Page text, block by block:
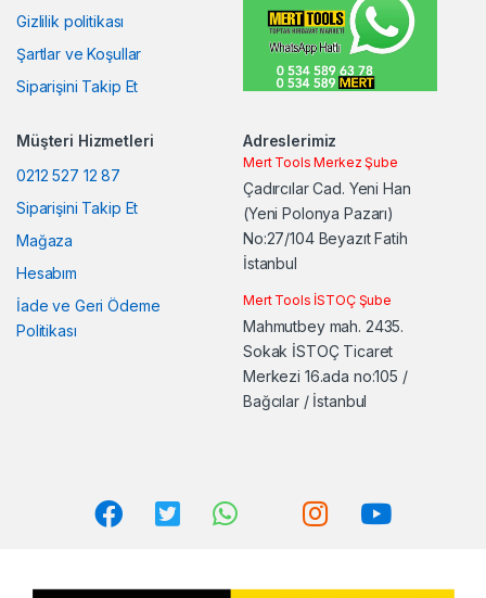
Gizlilik politikası
Şartlar ve Koşullar
Siparişini Takip Et
Müşteri Hizmetleri
0212 527 12 87
Siparişini Takip Et
Mağaza
Hesabım
İade ve Geri Ödeme
Politikası
Adreslerimiz
Mert Tools Merkez Şube
Çadırcılar Cad. Yeni Han
(Yeni Polonya Pazarı)
No:27/104 Beyazıt Fatih
İstanbul
Mert Tools İSTOÇ Şube
Mahmutbey mah. 2435.
Sokak İSTOÇ Ticaret
Merkezi 16.ada no:105 /
Bağcılar / İstanbul